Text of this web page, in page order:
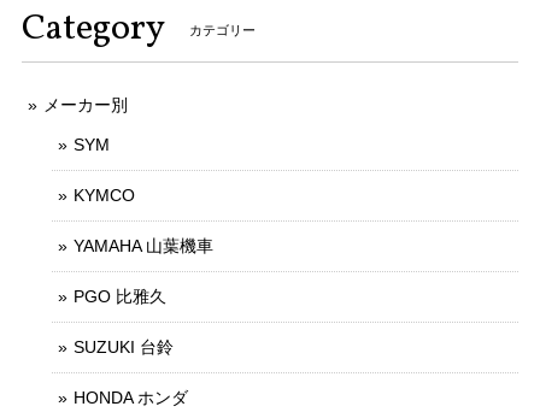
Category カテゴリー
メーカー別
SYM
KYMCO
YAMAHA 山葉機車
PGO 比雅久
SUZUKI 台鈴
HONDA ホンダ